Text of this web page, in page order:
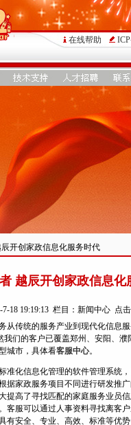
在线帮助
开创家政信息化服务时代
越辰开创家政信息化
18 19:19:13 栏目：新闻中心 点
从传统的服务产业到现代化信息
我们的客户已覆盖郑州、安阳、
城市，具体看客服中心。
化信息化管理的软件管理系统，
据家政服务项目不同进行研发推
高了寻找匹配的家庭服务业员
客服可以通过人事资料寻找离客
有安全、专业、高效、标准等优